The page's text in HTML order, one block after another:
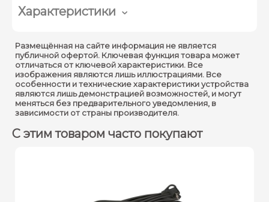
Характеристики
Коллекция продукции :
Core™ i3 12-го поколения
Кодовое название :
Продукция с прежним
кодовым названием
Alder Lake
Размещённая на сайте информация не является
публичной офертой. Ключевая функция товара может
отличаться от ключевой характеристики. Все
изображения являются лишь иллюстрациями. Все
особенности и технические характеристики устройства
являются лишь демонстрацией возможностей, и могут
меняться без предварительного уведомления, в
зависимости от страны производителя.
С этим товаром часто покупают